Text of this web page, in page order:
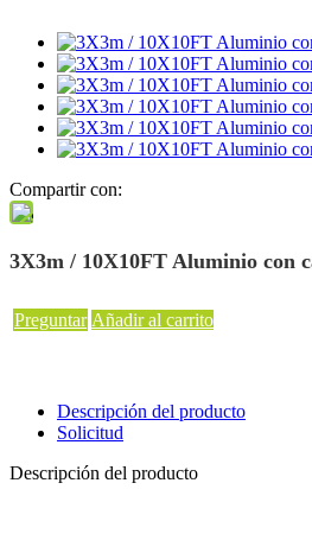
Compartir con:
3X3m / 10X10FT Aluminio con
Preguntar Añadir al carrito
Descripción del producto
Solicitud
Descripción del producto